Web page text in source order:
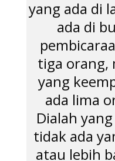
yang ada di
ada di
tiga orang,
yang
ada lima
Dialah
tidak ada
atau lebih